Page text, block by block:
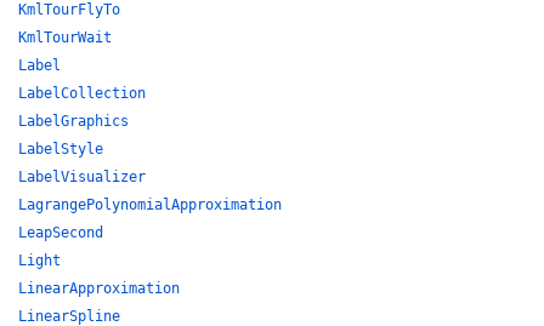
KmlTourFlyTo
KmlTourWait
Label
LabelCollection
LabelGraphics
LabelStyle
LabelVisualizer
LagrangePolynomialApproximation
LeapSecond
Light
LinearApproximation
LinearSpline